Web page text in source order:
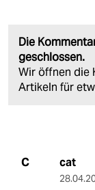
Die
geschlossen.
Wir öffnen die
Artikeln für
C cat